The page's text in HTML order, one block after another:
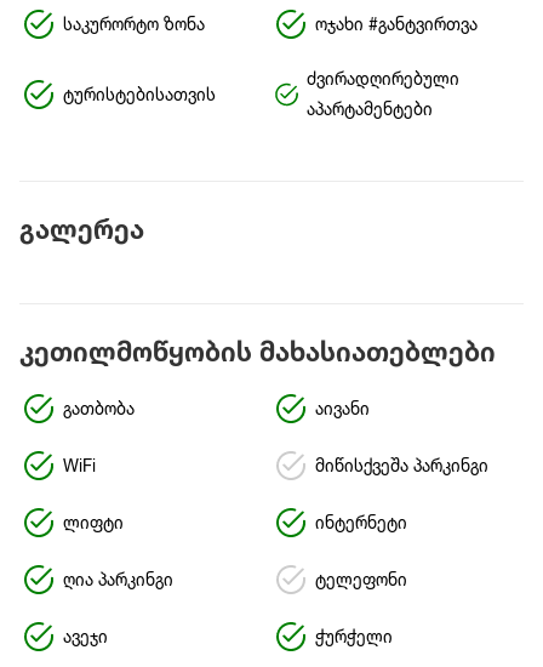
საკურორტო ზონა ოჯახი #განტვირთვა
ტურისტებისათვის
ძვირადღირებული
აპარტამენტები
გალერეა
კეთილმოწყობის მახასიათებლები
გათბობა აივანი
WiFi მიწისქვეშა პარკინგი
ლიფტი ინტერნეტი
ღია პარკინგი ტელეფონი
ავეჯი ჭურჭელი